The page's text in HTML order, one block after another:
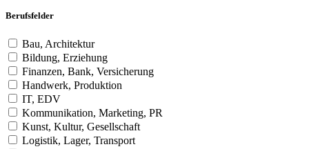
Berufsfelder
Bau, Architektur
Bildung, Erziehung
Finanzen, Bank, Versicherung
Handwerk, Produktion
IT, EDV
Kommunikation, Marketing, PR
Kunst, Kultur, Gesellschaft
Logistik, Lager, Transport